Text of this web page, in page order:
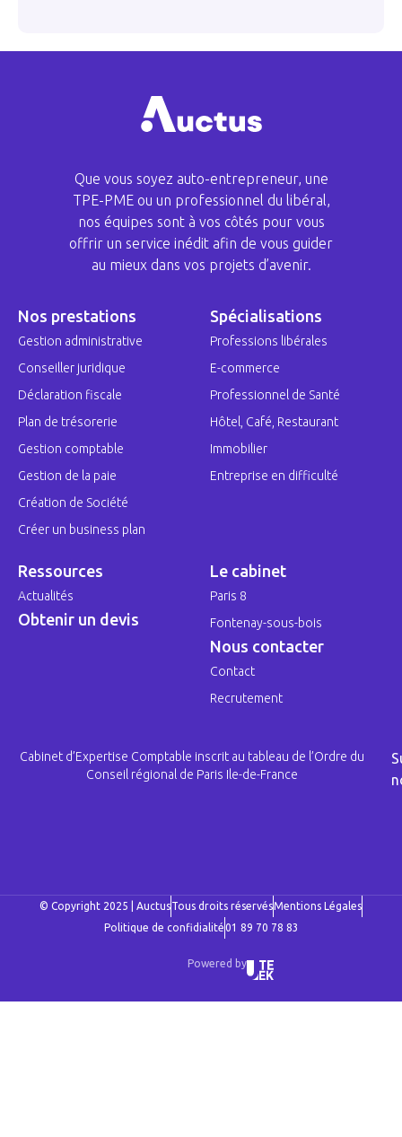
Que vous soyez auto-entrepreneur, une
TPE-PME ou un professionnel du libéral,
nos équipes sont à vos côtés pour vous
offrir un service inédit afin de vous guider
au mieux dans vos projets d’avenir.
Nos prestations
Gestion administrative
Conseiller juridique
Déclaration fiscale
Plan de trésorerie
Gestion comptable
Gestion de la paie
Création de Société
Créer un business plan
Spécialisations
Professions libérales
E-commerce
Professionnel de Santé
Hôtel, Café, Restaurant
Immobilier
Entreprise en difficulté
Ressources
Actualités
Obtenir un devis
Le cabinet
Paris 8
Fontenay-sous-bois
Nous contacter
Contact
Recrutement
Cabinet d’Expertise Comptable inscrit au tableau de l’Ordre du
Conseil régional de Paris Ile-de-France
© Copyright 2025 | AuctusTous droits réservésMentions Légales
Politique de confidialité01 89 70 78 83
Powered by